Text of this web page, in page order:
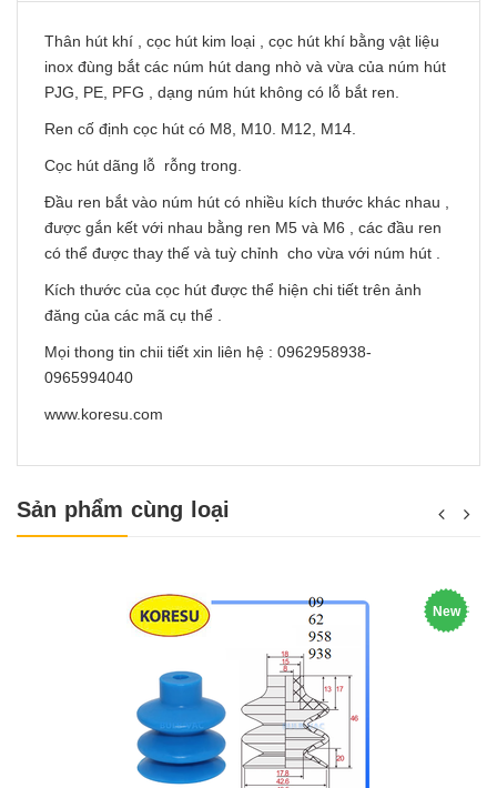
Thân hút khí , cọc hút kim loại , cọc hút khí bằng vật liệu
inox đùng bắt các núm hút dang nhò và vừa của núm hút
PJG, PE, PFG , dạng núm hút không có lỗ bắt ren.
Ren cố định cọc hút có M8, M10. M12, M14.
Cọc hút dãng lỗ rỗng trong.
Đầu ren bắt vào núm hút có nhiều kích thước khác nhau ,
được gắn kết với nhau bằng ren M5 và M6 , các đầu ren
có thể được thay thế và tuỳ chỉnh cho vừa với núm hút .
Kích thước của cọc hút được thể hiện chi tiết trên ảnh
đăng của các mã cụ thể .
Mọi thong tin chii tiết xin liên hệ : 0962958938-
0965994040
www.koresu.com
Sản phẩm cùng loại
New